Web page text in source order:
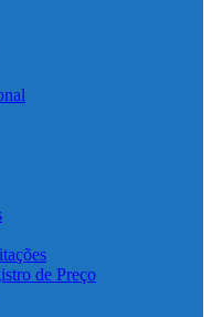
de Preço